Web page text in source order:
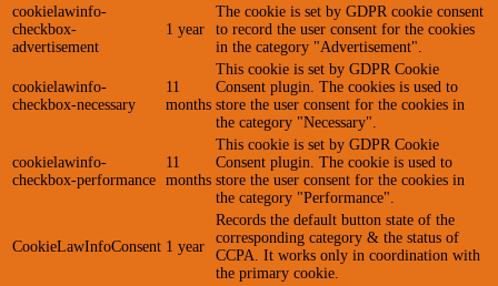
cookielawinfo-
checkbox-
advertisement
1 year
The cookie is set by GDPR cookie consent
to record the user consent for the cookies
in the category "Advertisement".
cookielawinfo-
checkbox-necessary
11
months
This cookie is set by GDPR Cookie
Consent plugin. The cookies is used to
store the user consent for the cookies in
the category "Necessary".
cookielawinfo-
checkbox-performance
11
months
This cookie is set by GDPR Cookie
Consent plugin. The cookie is used to
store the user consent for the cookies in
the category "Performance".
CookieLawInfoConsent 1 year
Records the default button state of the
corresponding category & the status of
CCPA. It works only in coordination with
the primary cookie.